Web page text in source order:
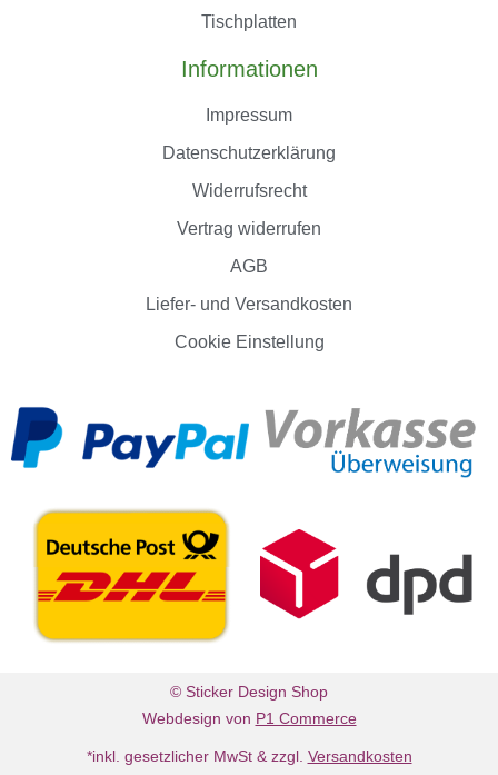
Tischplatten
Informationen
Impressum
Datenschutzerklärung
Widerrufsrecht
Vertrag widerrufen
AGB
Liefer- und Versandkosten
Cookie Einstellung
© Sticker Design Shop
Webdesign von P1 Commerce
*inkl. gesetzlicher MwSt & zzgl. Versandkosten